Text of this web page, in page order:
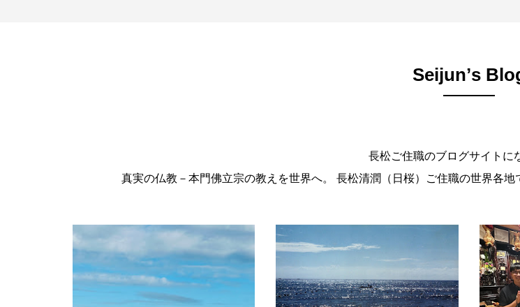
Seijunʼs
長松ご住職のブログサイトに
真実の仏教－本門佛立宗の教えを世界へ。 長松清潤（日桜）ご住職の世界各地